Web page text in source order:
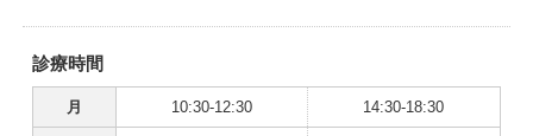
診療時間
月 10:30-12:30 14:30-18:30